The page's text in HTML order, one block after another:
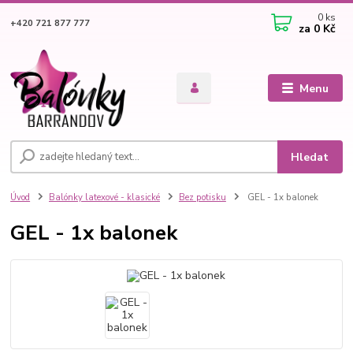
Menu
Hledat
+420 721 877 777 0 ks
za 0 Kč
Úvod Balónky latexové - klasické Bez potisku GEL - 1x balonek
GEL - 1x balonek